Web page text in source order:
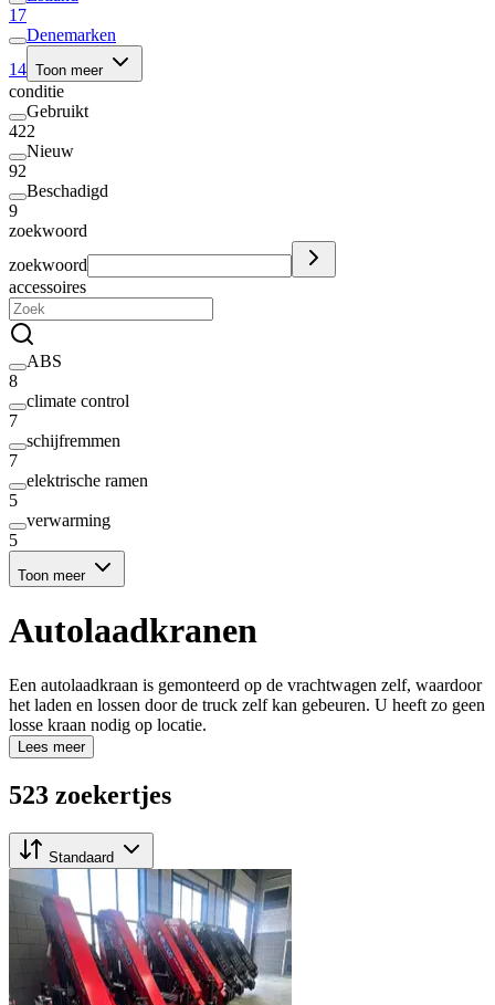
17
Denemarken
14 Toon meer
conditie
Gebruikt
422
Nieuw
92
Beschadigd
9
zoekwoord
zoekwoord
accessoires
ABS
8
climate control
7
schijfremmen
7
elektrische ramen
5
verwarming
5
Toon meer
Autolaadkranen
Een autolaadkraan is gemonteerd op de vrachtwagen zelf, waardoor
het laden en lossen door de truck zelf kan gebeuren. U heeft zo geen
losse kraan nodig op locatie.
Lees meer
523 zoekertjes
Standaard